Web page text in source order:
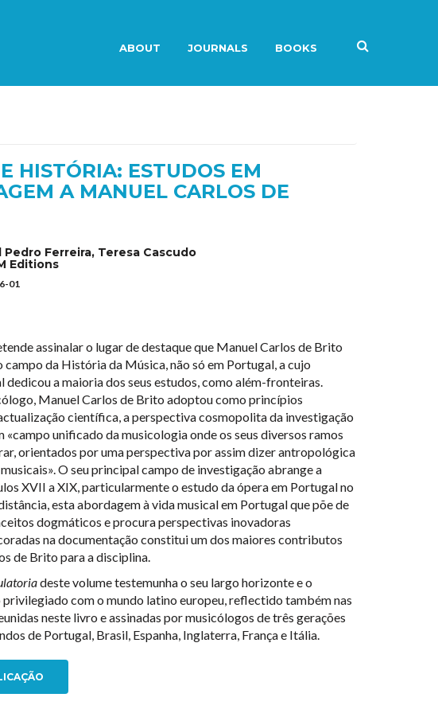
ABOUT JOURNALS BOOKS
HISTÓRIA: ESTUDOS EM
A MANUEL CARLOS DE
Pedro Ferreira, Teresa Cascudo
Editions
01
assinalar o lugar de destaque que Manuel Carlos de Brito
campo da História da Música, não só em Portugal, a cujo
dedicou a maioria dos seus estudos, como além-fronteiras.
Manuel Carlos de Brito adoptou como princípios
científica, a perspectiva cosmopolita da investigação
«campo unificado da musicologia onde os seus diversos ramos
orientados por uma perspectiva por assim dizer antropológica
O seu principal campo de investigação abrange a
XVII a XIX, particularmente o estudo da ópera em Portugal no
esta abordagem à vida musical em Portugal que põe de
dogmáticos e procura perspectivas inovadoras
na documentação constitui um dos maiores contributos
de Brito para a disciplina.
deste volume testemunha o seu largo horizonte e o
com o mundo latino europeu, reflectido também nas
neste livro e assinadas por musicólogos de três gerações
de Portugal, Brasil, Espanha, Inglaterra, França e Itália.